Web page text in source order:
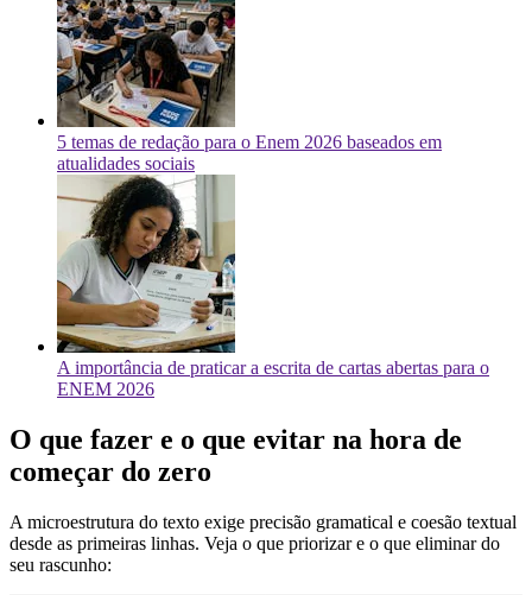
5 temas de redação para o Enem 2026 baseados em
atualidades sociais
A importância de praticar a escrita de cartas abertas para o
ENEM 2026
O que fazer e o que evitar na hora de
começar do zero
A microestrutura do texto exige precisão gramatical e coesão textual
desde as primeiras linhas. Veja o que priorizar e o que eliminar do
seu rascunho: